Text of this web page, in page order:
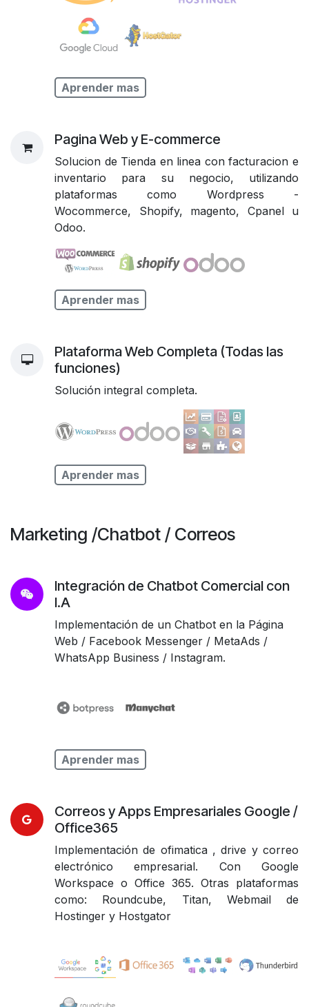
Aprender mas
Pagina Web y E-commerce
Solucion de Tienda en linea con facturacion e
inventario para su negocio, utilizando
plataformas como Wordpress -
Wocommerce, Shopify, magento, Cpanel u
Odoo.
Aprender mas
Plataforma Web Completa (Todas las
funciones)
Solución integral completa.
Aprender mas
Marketing /Chatbot / Correos
Integración de Chatbot Comercial con
I.A
Implementación de un Chatbot en la Página
Web / Facebook Messenger / MetaAds /
WhatsApp Business / Instagram.
Aprender mas
Correos y Apps Empresariales Google /
Office365
Implementación de ofimatica , drive y correo
electrónico empresarial. Con Google
Workspace o Office 365. Otras plataformas
como: Roundcube, Titan, Webmail de
Hostinger y Hostgator